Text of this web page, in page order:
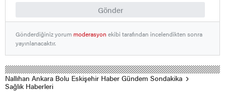
Gönder
Gönderdiğiniz yorummoderasyon ekibi tarafından incelendikten sonra
yayınlanacaktır.
Nallıhan Ankara Bolu Eskişehir Haber Gündem Sondakika
Sağlık Haberleri